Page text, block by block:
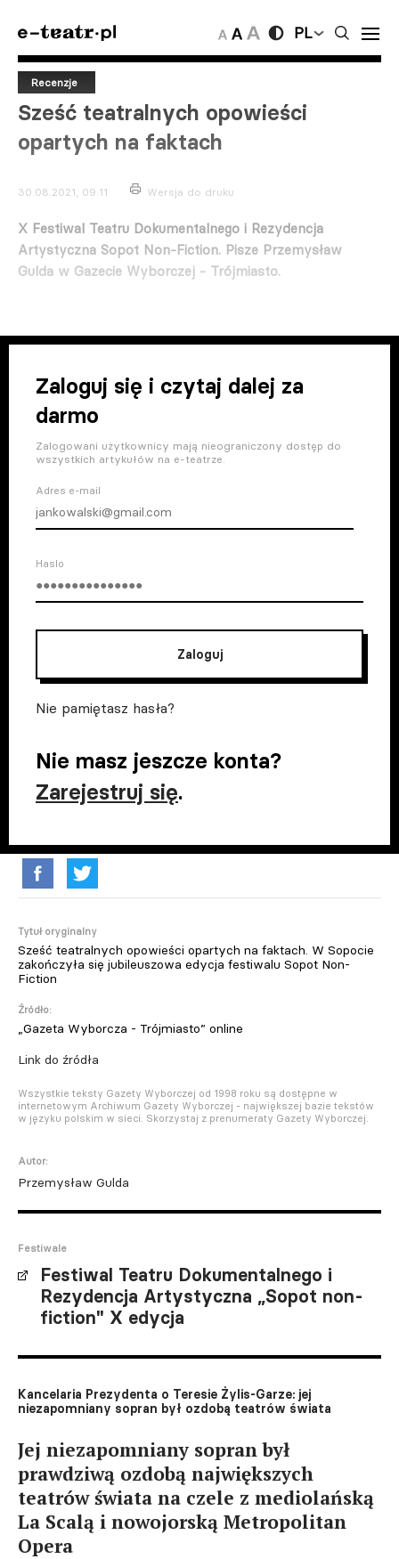
PL
Recenzje
Sześć teatralnych opowieści
opartych na faktach
30.08.2021, 09:11 Wersja do druku
X Festiwal Teatru Dokumentalnego i Rezydencja
Artystyczna Sopot Non-Fiction. Pisze Przemysław
Gulda w Gazecie Wyborczej - Trójmiasto.
Zaloguj się i czytaj dalej za
darmo
Zalogowani użytkownicy mają nieograniczony dostęp do
wszystkich artykułów na e-teatrze.
Adres e-mail
Haslo
Zaloguj
Nie pamiętasz hasła?
Nie masz jeszcze konta?
Zarejestruj się.
Tytuł oryginalny
Sześć teatralnych opowieści opartych na faktach. W Sopocie
zakończyła się jubileuszowa edycja festiwalu Sopot Non-
Fiction
Źródło:
„Gazeta Wyborcza - Trójmiasto” online
Link do źródła
Wszystkie teksty Gazety Wyborczej od 1998 roku są dostępne w
internetowym Archiwum Gazety Wyborczej - największej bazie tekstów
w języku polskim w sieci. Skorzystaj z prenumeraty Gazety Wyborczej.
Autor:
Przemysław Gulda
Festiwale
Festiwal Teatru Dokumentalnego i
Rezydencja Artystyczna „Sopot non-
fiction" X edycja
Kancelaria Prezydenta o Teresie Żylis-Garze: jej
niezapomniany sopran był ozdobą teatrów świata
Jej niezapomniany sopran był
prawdziwą ozdobą największych
teatrów świata na czele z mediolańską
La Scalą i nowojorską Metropolitan
Opera